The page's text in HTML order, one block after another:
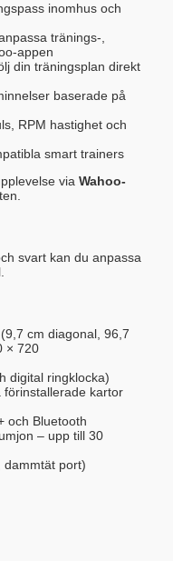
inomhus och
tränings-,
appen
din träningsplan direkt
baserade på
RPM hastighet och
smart trainers
via Wahoo-
svart kan du anpassa
cm diagonal, 96,7
× 720
digital ringklocka)
förinstallerade kartor
och Bluetooth
– upp till 30
dammtät port)